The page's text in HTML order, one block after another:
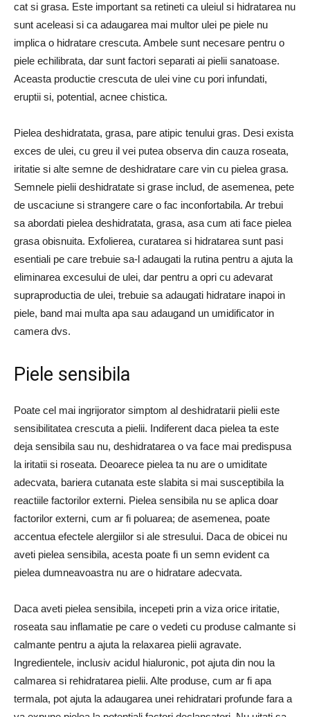
cat si grasa. Este important sa retineti ca uleiul si hidratarea nu
sunt aceleasi si ca adaugarea mai multor ulei pe piele nu
implica o hidratare crescuta. Ambele sunt necesare pentru o
piele echilibrata, dar sunt factori separati ai pielii sanatoase.
Aceasta productie crescuta de ulei vine cu pori infundati,
eruptii si, potential, acnee chistica.
Pielea deshidratata, grasa, pare atipic tenului gras. Desi exista
exces de ulei, cu greu il vei putea observa din cauza roseata,
iritatie si alte semne de deshidratare care vin cu pielea grasa.
Semnele pielii deshidratate si grase includ, de asemenea, pete
de uscaciune si strangere care o fac inconfortabila. Ar trebui
sa abordati pielea deshidratata, grasa, asa cum ati face pielea
grasa obisnuita. Exfolierea, curatarea si hidratarea sunt pasi
esentiali pe care trebuie sa-l adaugati la rutina pentru a ajuta la
eliminarea excesului de ulei, dar pentru a opri cu adevarat
supraproductia de ulei, trebuie sa adaugati hidratare inapoi in
piele, band mai multa apa sau adaugand un umidificator in
camera dvs.
Piele sensibila
Poate cel mai ingrijorator simptom al deshidratarii pielii este
sensibilitatea crescuta a pielii. Indiferent daca pielea ta este
deja sensibila sau nu, deshidratarea o va face mai predispusa
la iritatii si roseata. Deoarece pielea ta nu are o umiditate
adecvata, bariera cutanata este slabita si mai susceptibila la
reactiile factorilor externi. Pielea sensibila nu se aplica doar
factorilor externi, cum ar fi poluarea; de asemenea, poate
accentua efectele alergiilor si ale stresului. Daca de obicei nu
aveti pielea sensibila, acesta poate fi un semn evident ca
pielea dumneavoastra nu are o hidratare adecvata.
Daca aveti pielea sensibila, incepeti prin a viza orice iritatie,
roseata sau inflamatie pe care o vedeti cu produse calmante si
calmante pentru a ajuta la relaxarea pielii agravate.
Ingredientele, inclusiv acidul hialuronic, pot ajuta din nou la
calmarea si rehidratarea pielii. Alte produse, cum ar fi apa
termala, pot ajuta la adaugarea unei rehidratari profunde fara a